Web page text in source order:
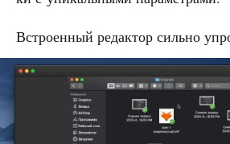
Встроенный редактор сильно